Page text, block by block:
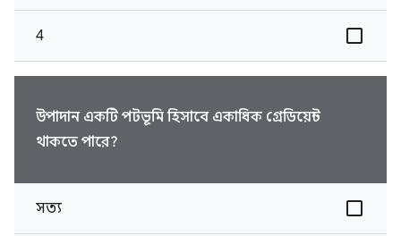
4
উপাদান একটি পটভূমি হিসাবে একাধিক গ্রেডিয়েন্ট
থাকতে পারে?
সত্য